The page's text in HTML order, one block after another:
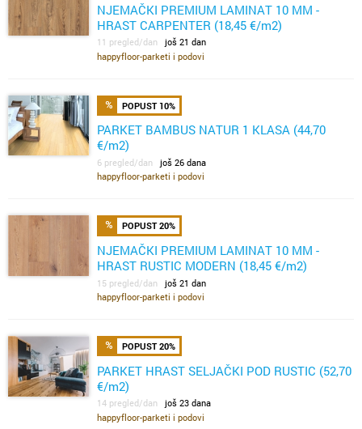
NJEMAČKI PREMIUM LAMINAT 10 MM -
HRAST CARPENTER (18,45 €/m2)
11 pregled/dan još 21 dan
happyfloor-parketi i podovi
POPUST 10%
PARKET BAMBUS NATUR 1 KLASA (44,70
€/m2)
6 pregled/dan još 26 dana
happyfloor-parketi i podovi
POPUST 20%
NJEMAČKI PREMIUM LAMINAT 10 MM -
HRAST RUSTIC MODERN (18,45 €/m2)
15 pregled/dan još 21 dan
happyfloor-parketi i podovi
POPUST 20%
PARKET HRAST SELJAČKI POD RUSTIC (52,70
€/m2)
14 pregled/dan još 23 dana
happyfloor-parketi i podovi